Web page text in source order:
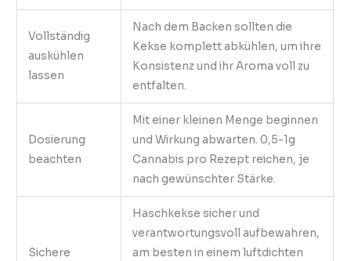
Vollständig
auskühlen
lassen
Nach dem Backen sollten die
Kekse komplett abkühlen, um ihre
Konsistenz und ihr Aroma voll zu
entfalten.
Dosierung
beachten
Mit einer kleinen Menge beginnen
und Wirkung abwarten. 0,5-1g
Cannabis pro Rezept reichen, je
nach gewünschter Stärke.
Sichere
Haschkekse sicher und
verantwortungsvoll aufbewahren,
am besten in einem luftdichten